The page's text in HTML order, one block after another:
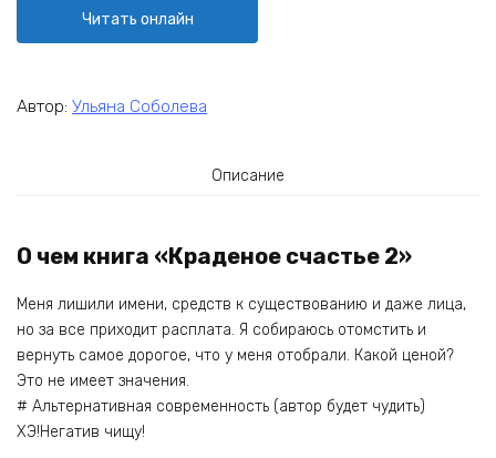
Читать онлайн
Автор: Ульяна Соболева
Описание
О чем книга «Краденое счастье 2»
Меня лишили имени, средств к существованию и даже лица,
но за все приходит расплата. Я собираюсь отомстить и
вернуть самое дорогое, что у меня отобрали. Какой ценой?
Это не имеет значения.
# Альтернативная современность (автор будет чудить)
ХЭ!Негатив чищу!